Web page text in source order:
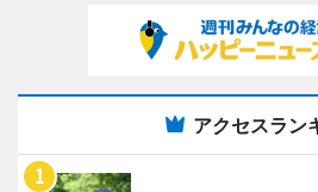
アクセスラン